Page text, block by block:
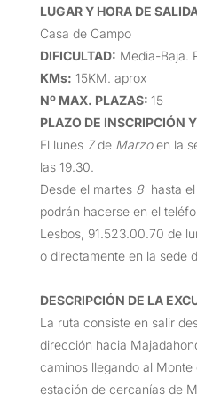
LUGAR Y HORA DE
Casa de Campo
DIFICULTAD: Media-Baja.
KMs: 15KM. aprox
Nº MAX. PLAZAS: 15
PLAZO DE INSCRIPCIÓN
El lunes 7de Marzoen la
las 19.30.
Desde el martes 8 hasta
podrán hacerse en el
Lesbos, 91.523.00.70 de
o directamente en la sede
DESCRIPCIÓN DE LA
La ruta consiste en salir
dirección hacia
caminos llegando al Monte
estación de cercanías de